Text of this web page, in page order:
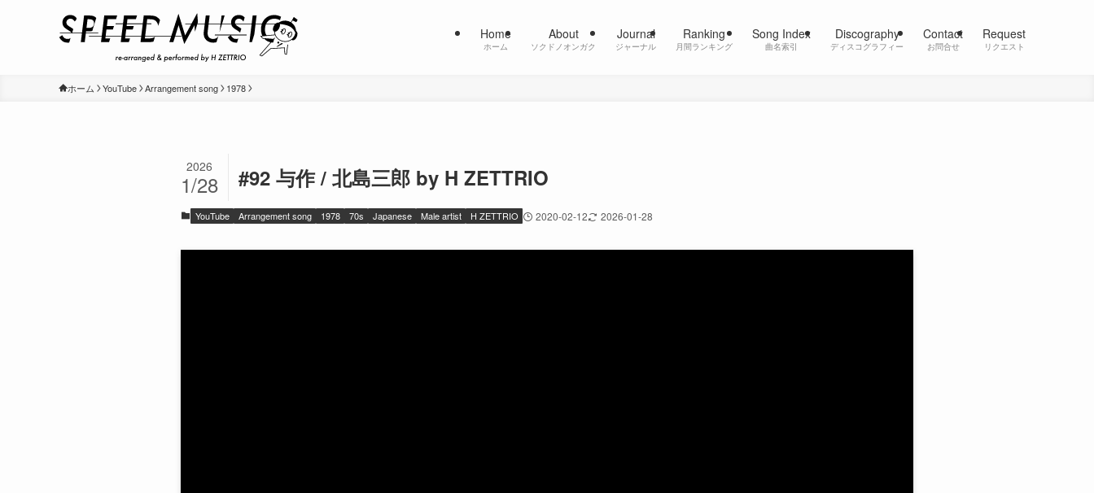
Home
ホーム
About
ソクドノオンガク
Journal
ジャーナル
Ranking
月間ランキング
Song Index
曲名索引
Discography
ディスコグラフィー
Contact
お問合せ
Request
リクエスト
ホーム YouTube Arrangement song 1978
#92 与作 / 北島三郎 by H ZETTRIO
2026
1/28
YouTube Arrangement song 1978 70s Japanese Male artist H ZETTRIO 2020-02-12 2026-01-28